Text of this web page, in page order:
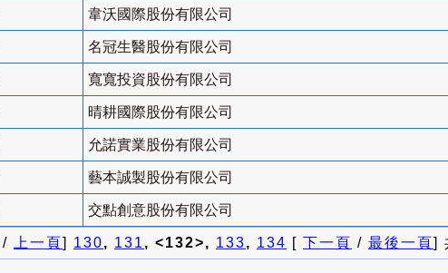
韋沃國際股份有限公司
名冠生醫股份有限公司
寬寬投資股份有限公司
晴耕國際股份有限公司
允諾實業股份有限公司
藝本誠製股份有限公司
交點創意股份有限公司
/ 上一頁] 130, 131, <132>, 133, 134 [ 下一頁 / 最後一頁]